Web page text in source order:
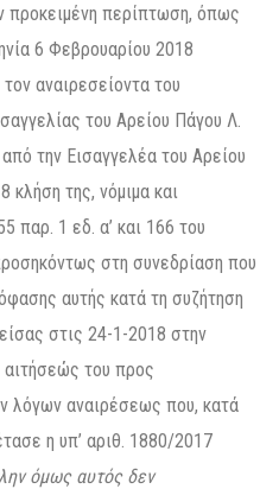
προκειμένη περίπτωση, όπως
6 Φεβρουαρίου 2018
αναιρεσείοντα του
του Αρείου Πάγου Λ.
την Εισαγγελέα του Αρείου
κλήση της, νόμιμα και
παρ. 1 εδ. α’ και 166 του
στη συνεδρίαση που
αυτής κατά τη συζήτηση
στις 24-1-2018 στην
αιτήσεώς του προς
λόγων αναιρέσεως που, κατά
η υπ’ αριθ. 1880/2017
όμως αυτός δεν